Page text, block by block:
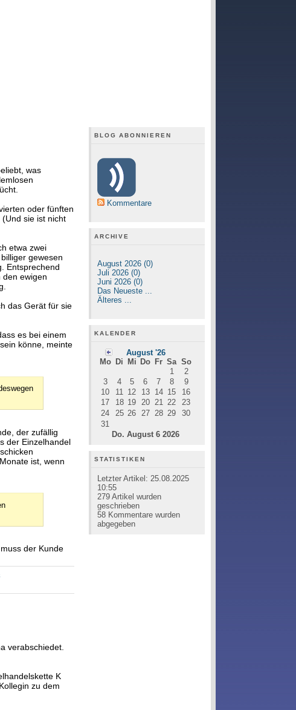
was
oder fünften
sie ist nicht
etwa zwei
gewesen
Entsprechend
ewigen
das Gerät für sie
es bei einem
könne, meinte
der zufällig
der Einzelhandel
ist, wenn
der Kunde
verabschiedet.
K
zu dem
BLOG ABONNIEREN
Kommentare
ARCHIVE
August 2026 (0)
Juli 2026 (0)
Juni 2026 (0)
Das Neueste ...
Älteres ...
KALENDER
August '26
Mo
Di Mi Do Fr Sa So
Do. August 6 2026
1
2
3
4 5 6 7 8
9
10
11 12 13 14 15
16
17
18 19 20 21 22
23
24
25 26 27 28 29
30
31
STATISTIKEN
Letzter Artikel: 25.08.2025
10:55
279Artikel wurden
geschrieben
58Kommentare wurden
abgegeben